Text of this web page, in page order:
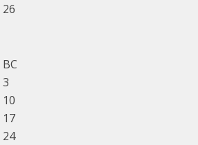
26
ВС
3
10
17
24